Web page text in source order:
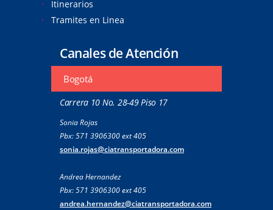
Itinerarios
Tramites en Linea
Canales de Atención
Bogotá
Carrera 10 No. 28-49 Piso 17
Sonia Rojas
Pbx: 571 3906300 ext 405
sonia.rojas@ciatransportadora.com
Andrea Hernandez
Pbx: 571 3906300 ext 405
andrea.hernandez@ciatransportadora.com